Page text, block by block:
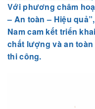
Với phương châm
– An toàn – Hiệu quả”
Nam cam kết triển
chất lượng và an
thi công.